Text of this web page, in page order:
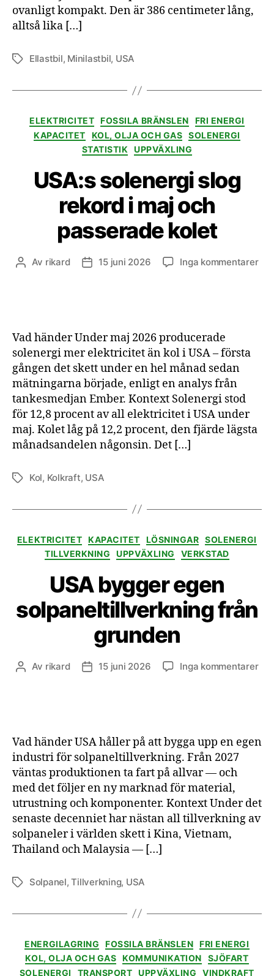
ovanligt kompakt. Den är 386 centimeter lång,
alltså lika […]
Etiketter
Ellastbil, Minilastbil, USA
Kategorier
ELEKTRICITET FOSSILA BRÄNSLEN
FRI ENERGI
KAPACITET
KOL, OLJA OCH GAS
SOLENERGI
STATISTIK
UPPVÄXLING
USA:s solenergi slog
rekord i maj och
passerade kolet
Inläggsförfattare
Av rikard Inläggsdatum
15 juni 2026 Inga kommentarertill
Vad händer Under maj 2026 producerade
solenergi mer elektricitet än kol i USA – första
gången det skett under en hel månad sedan
mätningarna började, enligt en analys från
tankesmedjan Ember. Kontext Solenergi stod
för 12,8 procent av all elektricitet i USA under
maj. Kolet låg på 12,2 procent, den fjärde lägsta
månadsandelen någonsin. Det […]
Etiketter
Kol, Kolkraft, USA
Kategorier
ELEKTRICITET KAPACITET LÖSNINGAR
SOLENERGI
TILLVERKNING
UPPVÄXLING VERKSTAD
USA bygger egen
solpaneltillverkning från
grunden
Inläggsförfattare
Av rikard Inläggsdatum
15 juni 2026 Inga kommentarertill
Vad händer USA håller på att bygga upp en egen
industri för solpaneltillverkning. Från 2027
väntas produktionen ta fart på allvar — och
med det följer en ny marknad för material,
utrustning och komponenter. Kontext Under det
senaste decenniet har nästan all tillverkning av
solpaneler i världen skett i Kina, Vietnam,
Thailand och Malaysia — […]
EtiketterSolpanel,Tillverkning, USA
Kategorier
ENERGILAGRING FOSSILA BRÄNSLEN
FRI ENERGI
KOL, OLJA OCH GAS
KOMMUNIKATION
SJÖFART
SOLENERGI
TRANSPORT UPPVÄXLING VINDKRAFT